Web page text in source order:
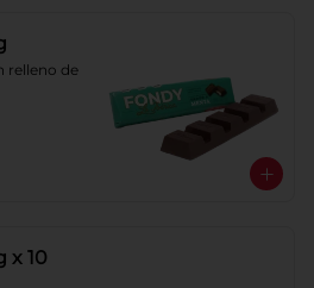
relleno de
x 10